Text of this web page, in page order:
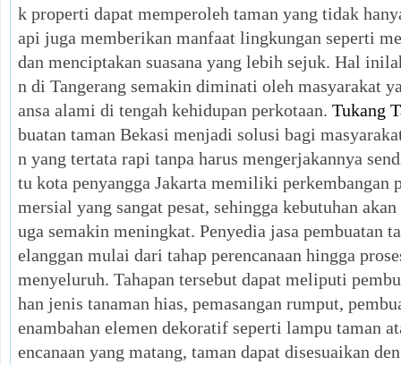
k properti dapat memperoleh taman yang tidak
api juga memberikan manfaat lingkungan seperti
dan menciptakan suasana yang lebih sejuk. Hal
n di Tangerang semakin diminati oleh masyarakat
ansa alami di tengah kehidupan perkotaan. Tukang
buatan taman Bekasi menjadi solusi bagi
n yang tertata rapi tanpa harus mengerjakannya
tu kota penyangga Jakarta memiliki perkembangan
mersial yang sangat pesat, sehingga kebutuhan
uga semakin meningkat. Penyedia jasa pembuatan
elanggan mulai dari tahap perencanaan hingga
menyeluruh. Tahapan tersebut dapat meliputi
han jenis tanaman hias, pemasangan rumput,
enambahan elemen dekoratif seperti lampu taman
encanaan yang matang, taman dapat disesuaikan